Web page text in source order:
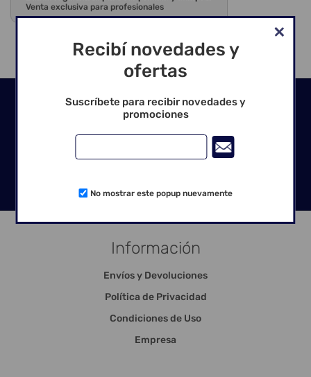
Venta exclusiva para profesionales
Seguinos en las redes
Información
Envíos y Devoluciones
Política de Privacidad
Condiciones de Uso
Empresa
Recibí novedades y
ofertas
Suscríbete para recibir novedades y
promociones
No mostrar este popup nuevamente